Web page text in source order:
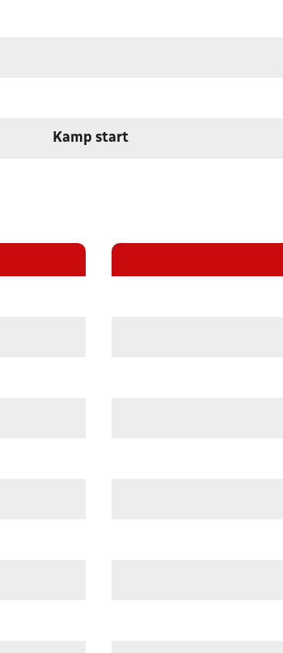
Kamp start